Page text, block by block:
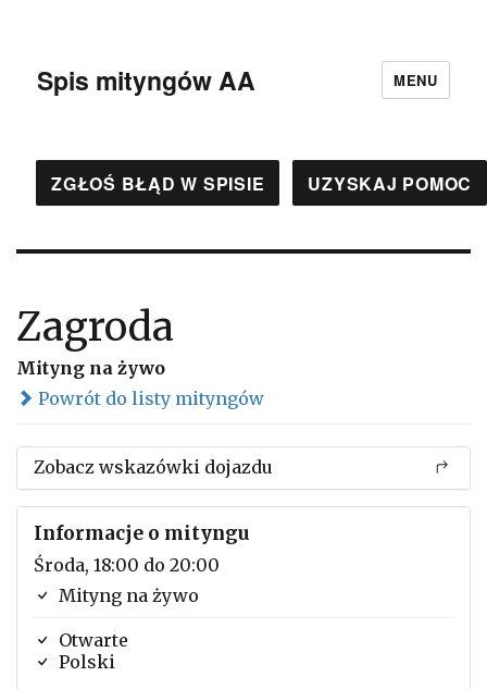
Spis mityngów AA MENU
ZGŁOŚ BŁĄD W SPISIE UZYSKAJ POMOC
Zagroda
Mityng na żywo
Powrót do listy mityngów
Zobacz wskazówki dojazdu
Informacje o mityngu
Środa, 18:00 do 20:00
Mityng na żywo
Otwarte
Polski